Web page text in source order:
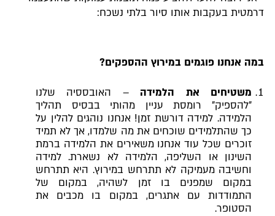
דרמטית בעקבות אותו סיור בלתי נשכח:
במה אנחנו פוגמים במירוץ ההספקים?
משטיחים את הלמידה – האובססיה שלנו
"להספיק" רומסת עניין מהותי בבסיס תהליך
הלמידה. למידה דורשת זמן! אנחנו נוהגים להלין על
כך שהתלמידים שוכחים את מה שלמדו, אך לא תמיד
זוכרים שכל עוד אנחנו משאירים את הלמידה ברמת
השינון או השליפה, הלמידה לא נשארת. למידה
וחשיבה מעמיקה לא תתרחש במירוץ. היא תתרחש
במקום שמפנים בו זמן לשהיה, במקום של
התמודדות עם אתגרים, במקום בו מכבים את
הסטופר.